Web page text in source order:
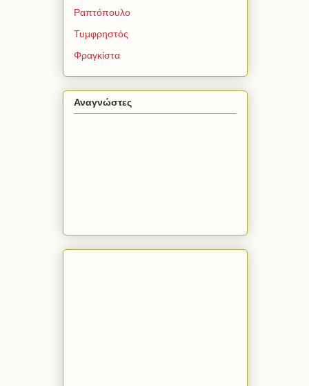
Ραπτόπουλο
Τυμφρηστός
Φραγκίστα
Αναγνώστες